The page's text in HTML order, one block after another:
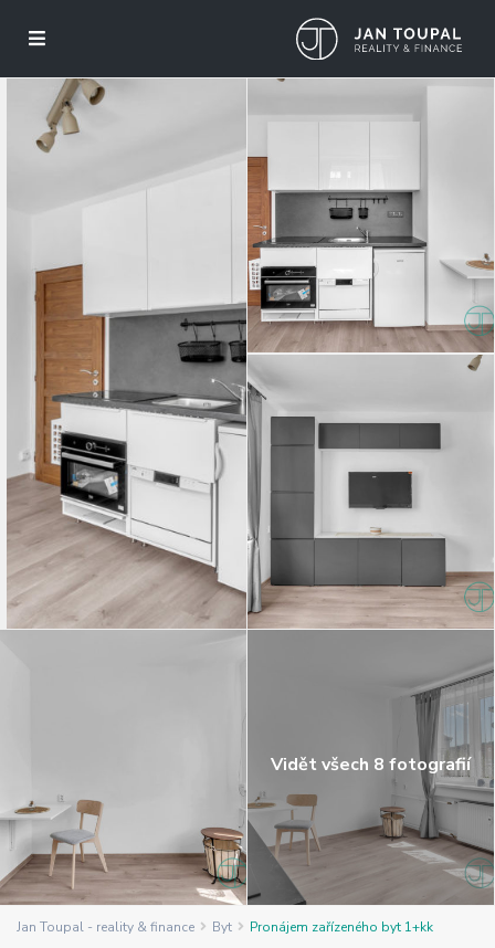
Vidět všech 8 fotografií
Jan Toupal - reality & finance Byt Pronájem zařízeného byt 1+kk